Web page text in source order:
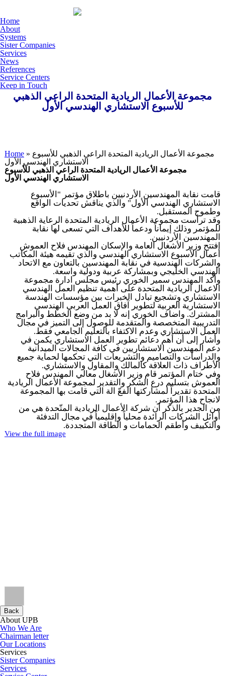
Home
About
Systems
Sister Companies
Services
News
References
Service Centers
Keep in Touch
مجموعة الأعمال الريادية المتحدة الراعي الذھبي
للأسبوع الاستشاري الھندسي الأول
You are here
Home» مجموعة الأعمال الريادية المتحدة الراعي الذھبي للأسبوع
الاستشاري الھندسي الأول
مجموعة الأعمال الريادية المتحدة الراعي الذھبي للأسبوع
الاستشاري الھندسي الأول
قامت نقابة المھندسین الأردنیین باطلاق مؤتمر "الأسبوع
الاستشاري الھندسي الأول" والذي يناقش تحديات الواقع
وطموح المستقبل.
وقد ترأست مجموعة الأعمال الريادية المتحدة الرعاية الذھبیة
للمؤتمر وذلك إيماناً ودعماً للأھداف التي تسعى لھا نقابة
المھندسین الأردنیین.
افتتح وزير الأشغال العامة والإسكان المھندس فلاح العموش
أعمال الأسبوع الاستشاري الھندسي والذي تقیمه ھیئة المكاتب
والشركات الھندسیة في نقابة المھندسین بالتعاون مع الاتحاد
الھندسي الخلیجي وبمشاركة عربیة ودولیة واسعة.
وأكد المھندس سمیر الخوري رئیس مجلس ادارة مجموعة
الاعمال الريادية المتحدة على أھمیة تنظیم العمل الھندسي
الاستشاري وتشجیع تبادل الخبرات بین مؤسسات الھندسة
الاستشارية العربیة لتطوير آفاق العمل العربي الھندسي
المشترك. واضاف الخوري إنه لا بد من وضع الخطط والبرامج
التدريبیة المتخصصة والمتقدمة للوصول إلى التمیز في مجال
العمل الاستشاري وعدم الاكتفاء بالتعلیم الجامعي فقط.
وأشار إلى أن أھم دعائم تطوير العمل الاستشاري يكمن في
دعم المھندسین الاستشاريین في كافة المجالات المیدانیة
والدراسات والتصامیم والتشريعات التي تحكمھا لحماية جمیع
الأطراف ذات العلاقة كالمالك والمقاول والاستشاري.
وفي ختام المؤتمر قام وزير الأشغال معالي المھندس فلاح
العموش بتسلیم درع الشكر والتقدير لمجموعة الأعمال الريادية
المتحدة تقديراً لمشاركتھا الفعّ الة التي قامت بھا المجموعة
لانجاح ھذا المؤتمر.
من الجدير بالذكر أن شركة الأعمال الريادية المتّحدة ھي من
أوائل الشركات الرائدة محلیاً وإقلیمیاً في مجال التدفئة
والتكییف وأطقم الحمامات و الطاقة المتجددة.
View the full image
Back
About UPB
Who We Are
Chairman letter
Our Locations
Services
Sister Companies
Services